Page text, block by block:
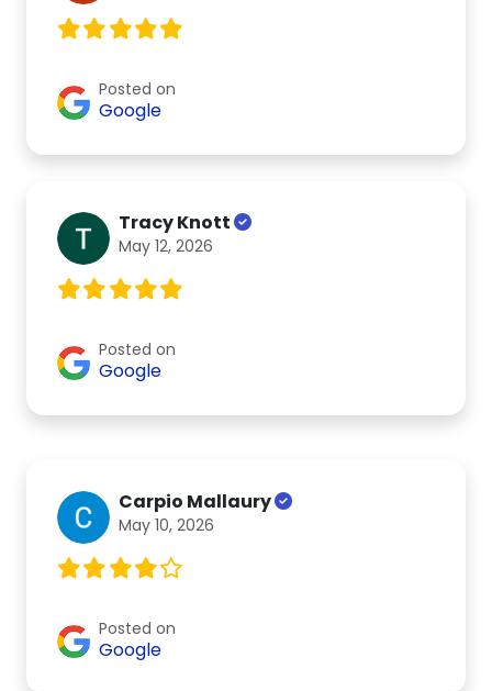
Posted on
Google
Tracy Knott
May 12, 2026
Posted on
Google
Carpio Mallaury
May 10, 2026
Posted on
Google